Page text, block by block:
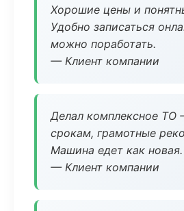
Хорошие цены и
Удобно записаться
можно поработать.
— Клиент компании
Делал комплексное ТО
срокам, грамотные
Машина едет как новая.
— Клиент компании